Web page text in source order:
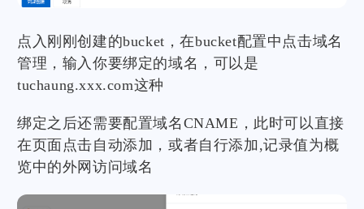
点入刚刚创建的bucket，在bucket配置中点击域名
管理，输入你要绑定的域名，可以是
tuchaung.xxx.com这种
绑定之后还需要配置域名CNAME，此时可以直接
在页面点击自动添加，或者自行添加,记录值为概
览中的外网访问域名